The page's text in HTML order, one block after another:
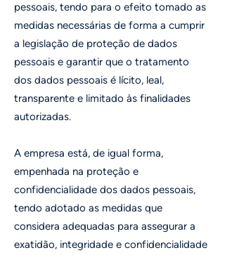
pessoais, tendo para o efeito tomado as
medidas necessárias de forma a cumprir
a legislação de proteção de dados
pessoais e garantir que o tratamento
dos dados pessoais é lícito, leal,
transparente e limitado às finalidades
autorizadas.
A empresa está, de igual forma,
empenhada na proteção e
confidencialidade dos dados pessoais,
tendo adotado as medidas que
considera adequadas para assegurar a
exatidão, integridade e confidencialidade